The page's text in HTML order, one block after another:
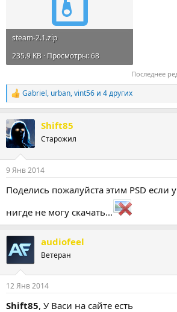
steam-2.1.zip
235.9 KB · Просмотры: 68
Последнее
Р
е
к
ц
и
Gabriel, urban,vint56 и 4 других
Shift85
Старожил
9 Янв 2014
Поделись пожалуйста этим PSD если
нигде не могу скачать...
audiofeel
Ветеран
12 Янв 2014
Shift85, У Васи на сайте есть